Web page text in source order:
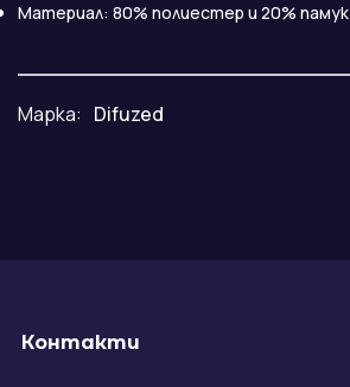
Материал: 80% полиестер и 20% памук
Марка: Difuzed
Контакти